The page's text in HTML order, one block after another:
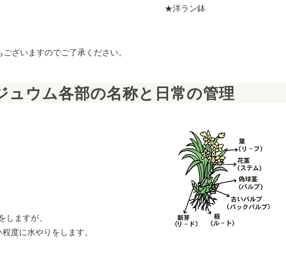
★洋ラン鉢
ざいますのでご了承ください。
ュウム各部の名称と日常の管理
ますが、
度に水やりをします。